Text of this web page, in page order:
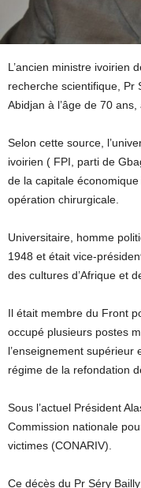
L’ancien ministre ivoirien
recherche scientifique, Pr
Abidjan à l’âge de 70
Selon cette source,
ivoirien ( FPI, parti de
de la capitale
opération chirurgicale.
Universitaire, homme
1948 et était vice-
des cultures d’Afrique et
Il était membre du Front
occupé plusieurs postes
l’enseignement
régime de la refondation
Sous l’actuel Président
Commission nationale
victimes (CONARIV).
Ce décès du Pr Séry